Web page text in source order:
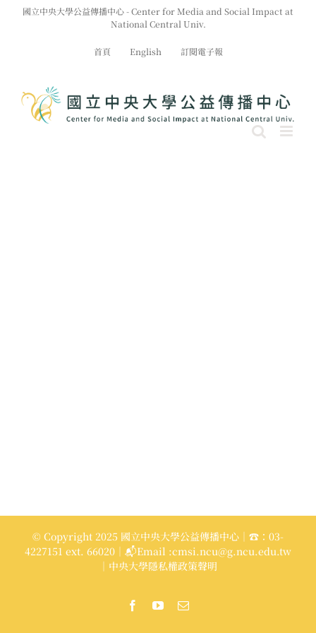
國立中央大學公益傳播中心 - Center for Media and Social Impact at
National Central Univ.
首頁 English 訂閱電子報
© Copyright 2025 國立中央大學公益傳播中心｜☎：03-
4227151 ext. 66020｜📬Email :cmsi.ncu@g.ncu.edu.tw
｜中央大學隱私權政策聲明
FacebookYouTubeEmail